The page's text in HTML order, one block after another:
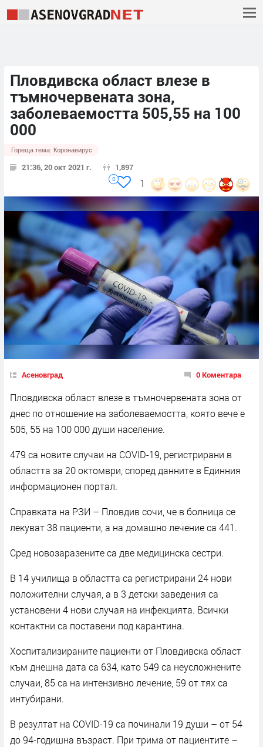
Пловдивска област влезе в
тъмночервената зона,
заболеваемостта 505,55 на 100
000
Гореща тема: Коронавирус
21:36, 20 окт 2021 г. 1,897
1
0
Асеновград 0 Коментара
Пловдивска област влезе в тъмночервената зона от
днес по отношение на заболеваемостта, която вече е
505, 55 на 100 000 души население.
479 са новите случаи на COVID-19, регистрирани в
областта за 20 октомври, според данните в Единния
информационен портал.
Справката на РЗИ – Пловдив сочи, че в болница се
лекуват 38 пациенти, а на домашно лечение са 441.
Сред новозаразените са две медицинска сестри.
В 14 училища в областта са регистрирани 24 нови
положителни случая, а в 3 детски заведения са
установени 4 нови случая на инфекцията. Всички
контактни са поставени под карантина.
Хоспитализираните пациенти от Пловдивска област
към днешна дата са 634, като 549 са неусложнените
случаи, 85 са на интензивно лечение, 59 от тях са
интубирани.
В резултат на COVID-19 са починали 19 души – от 54
до 94-годишна възраст. При трима от пациентите –